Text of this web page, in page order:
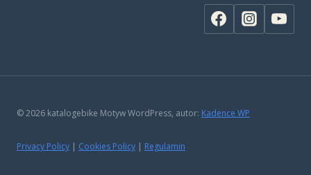
© 2026 katalogebike Motyw WordPress, autor: Kadence WP
Privacy Policy | Cookies Policy | Regulamin